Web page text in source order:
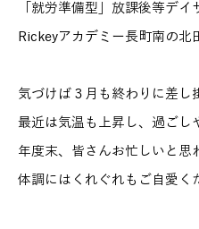
「就労準備型」放課後等デイ
Rickeyアカデミー長町南の北
気づけば３月も終わりに差し
最近は気温も上昇し、過ごし
年度末、皆さんお忙しいと思
体調にはくれぐれもご自愛く